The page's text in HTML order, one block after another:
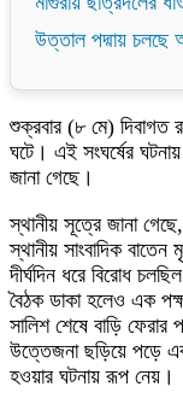
উত্তাল পদ্মায় চলছে
শুক্রবার (৮ মে) দিবাগত
ঘটে। এই সংঘর্ষের
জানা গেছে।
স্থানীয় সূত্রে জানা
স্থানীয় সাংবাদিক
দীর্ঘদিন ধরে বিরোধ
বৈঠক ডাকা হলেও এক
সালিশ শেষে বাড়ি
উত্তেজনা ছড়িয়ে পড়ে
হওয়ার ঘটনায় রূপ নেয়।